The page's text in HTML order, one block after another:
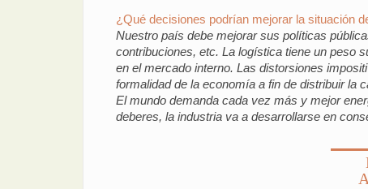
¿Qué decisiones podrían mejorar la situación
Nuestro país debe mejorar sus políticas
contribuciones, etc. La logística tiene un peso
en el mercado interno. Las distorsiones
formalidad de la economía a fin de distribuir la
El mundo demanda cada vez más y mejor
deberes, la industria va a desarrollarse en